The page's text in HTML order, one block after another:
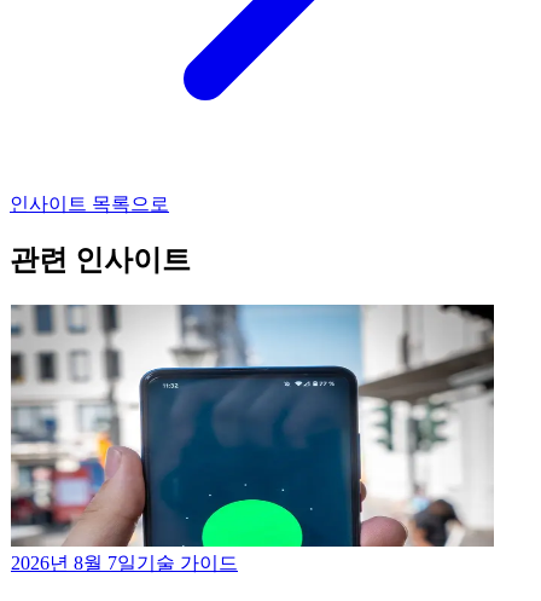
인사이트 목록으로
관련 인사이트
2026년 8월 7일기술 가이드